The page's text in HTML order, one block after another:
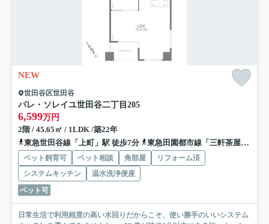
NEW
世田谷区世田谷
パレ・ソレイユ世田谷二丁目 205
6,599万円
2階 / 45.65㎡ / 1LDK /築22年
東急世田谷線「上町」駅 徒歩7分
東急田園都市線「三軒茶屋」駅 バス15分 「松ヶ丘交番前」 停歩1分
ペット飼育可 ペット相談 角部屋
リフォーム済
システムキッチン
温水洗浄便座
ペット可
日常生活で利用頻度の高い水回りだからこそ、使い勝手のいいシステム